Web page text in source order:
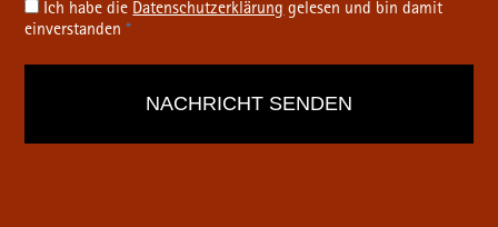
Ich habe dieDatenschutz­erklärunggelesen und bin damit
einverstanden*